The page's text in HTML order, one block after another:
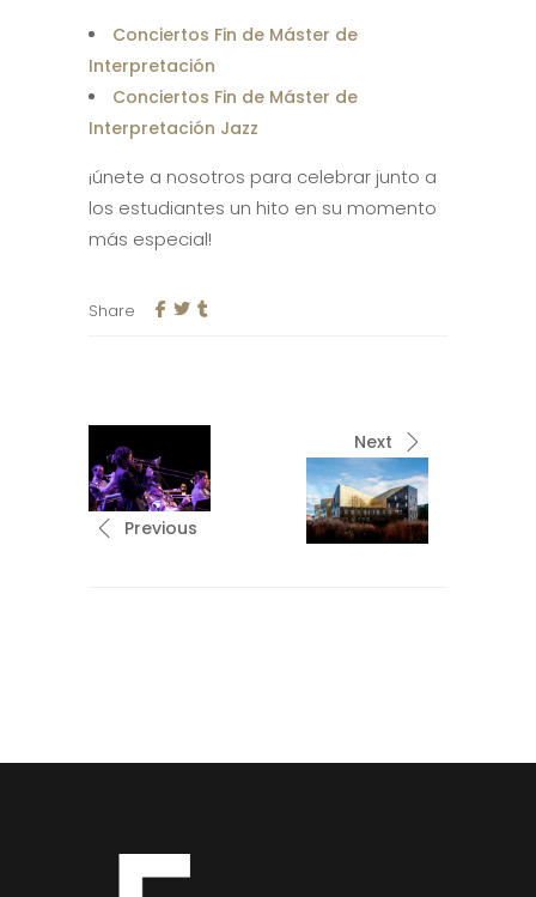
Conciertos Fin de Máster de
Interpretación
Conciertos Fin de Máster de
Interpretación Jazz
¡únete a nosotros para celebrar junto a
los estudiantes un hito en su momento
más especial!
Share
Previous
Next